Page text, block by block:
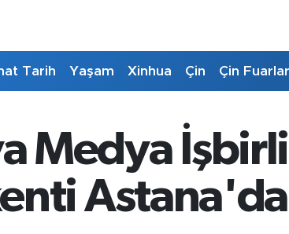
Tarih Yaşam Xinhua Çin Çin
Medya
Astana'da